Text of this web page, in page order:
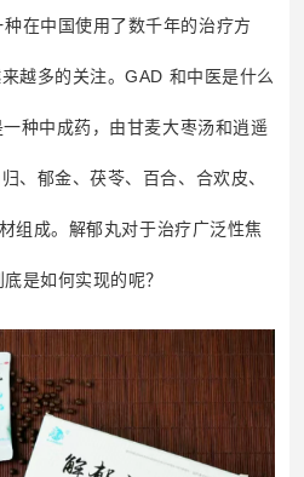
在中国使用了数千年的治疗方
越多的关注。GAD 和中医是什么
种中成药，由甘麦大枣汤和逍遥
、郁金、茯苓、百合、合欢皮、
组成。解郁丸对于治疗广泛性焦
是如何实现的呢？